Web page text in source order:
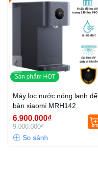
Sản phẩm HOT
Máy lọc nước nóng lạnh để
bàn xiaomi MRH142
6.900.000₫
9.000.000₫